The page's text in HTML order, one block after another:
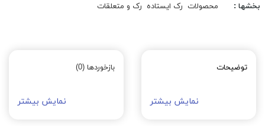
بخشها : محصولات رک ایستاده رک و متعلقات
توضیحات
نمایش بیشتر
بازخوردها (0)
نمایش بیشتر